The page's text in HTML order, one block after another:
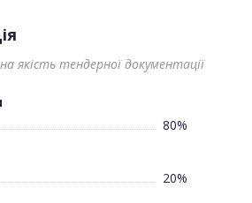
якість тендерної документації
80%
20%